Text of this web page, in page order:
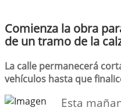
Comienza la obra
de un tramo de la
La calle permanecerá
vehículos hasta que
Esta